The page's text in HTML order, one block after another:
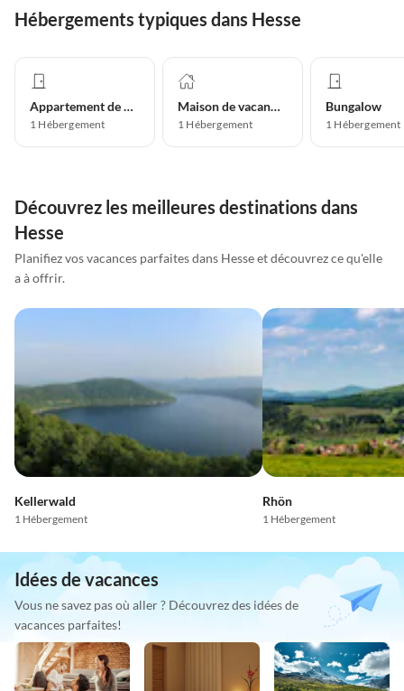
Hébergements typiques dans Hesse
Appartement de vacances
1 Hébergement
Maison de vacances
1 Hébergement
Bungalow
1 Hébergement
Découvrez les meilleures destinations dans
Hesse
Planifiez vos vacances parfaites dans Hesse et découvrez ce qu'elle
a à offrir.
Kellerwald
1 Hébergement
Rhön
1 Hébergement
Idées de vacances
Vous ne savez pas où aller ? Découvrez des idées de
vacances parfaites!